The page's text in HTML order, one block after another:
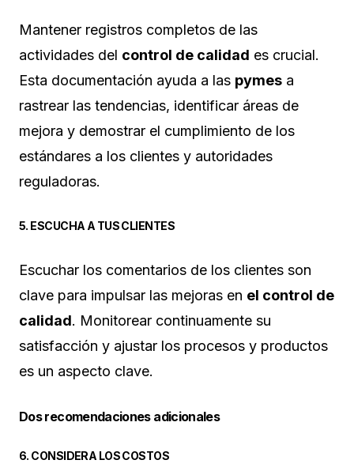
Mantener registros completos de las
actividades del control de calidad es crucial.
Esta documentación ayuda a las pymes a
rastrear las tendencias, identificar áreas de
mejora y demostrar el cumplimiento de los
estándares a los clientes y autoridades
reguladoras.
5. ESCUCHA A TUS CLIENTES
Escuchar los comentarios de los clientes son
clave para impulsar las mejoras en el control de
calidad. Monitorear continuamente su
satisfacción y ajustar los procesos y productos
es un aspecto clave.
Dos recomendaciones adicionales
6. CONSIDERA LOS COSTOS